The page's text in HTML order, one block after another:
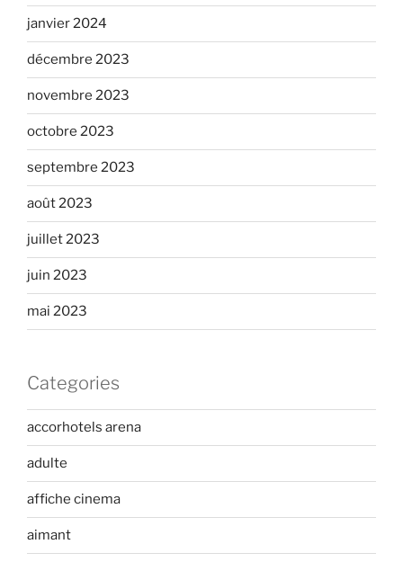
janvier 2024
décembre 2023
novembre 2023
octobre 2023
septembre 2023
août 2023
juillet 2023
juin 2023
mai 2023
Categories
accorhotels arena
adulte
affiche cinema
aimant